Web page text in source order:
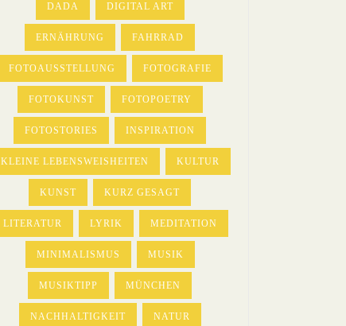
DADA DIGITAL ART
ERNÄHRUNG FAHRRAD
FOTOAUSSTELLUNG FOTOGRAFIE
FOTOKUNST FOTOPOETRY
FOTOSTORIES INSPIRATION
KLEINE LEBENSWEISHEITEN KULTUR
KUNST KURZ GESAGT
LITERATUR LYRIK MEDITATION
MINIMALISMUS MUSIK
MUSIKTIPP MÜNCHEN
NACHHALTIGKEIT NATUR